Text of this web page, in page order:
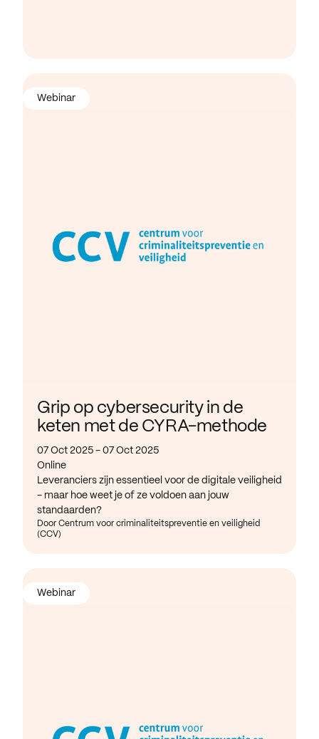
Grip op cybersecurity in de
keten met de CYRA-methode
07 Oct 2025 - 07 Oct 2025
Online
Leveranciers zijn essentieel voor de digitale veiligheid
- maar hoe weet je of ze voldoen aan jouw
standaarden?
Door Centrum voor criminaliteitspreventie en veiligheid
(CCV)
Webinar
Webinar